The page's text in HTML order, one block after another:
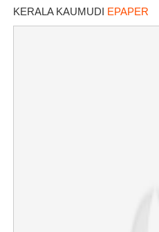
KERALA KAUMUDI EPAPER